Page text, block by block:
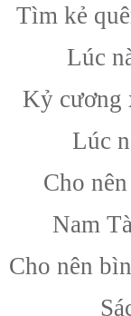
Tìm kẻ
Lúc
Kỷ cương
Lúc
Cho
Nam
Cho nên